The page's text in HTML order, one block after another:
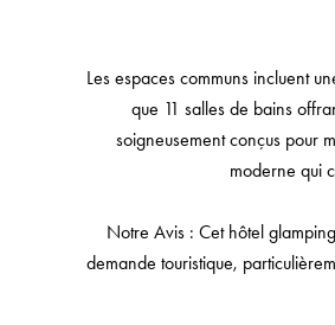
Les espaces communs incluent
que 11 salles de bains
soigneusement conçus pour
moderne qui
Notre Avis : Cet hôtel
demande touristique,